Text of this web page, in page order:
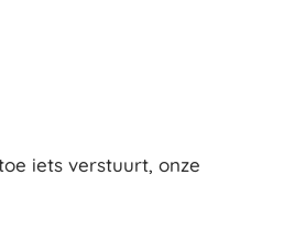
iets verstuurt, onze